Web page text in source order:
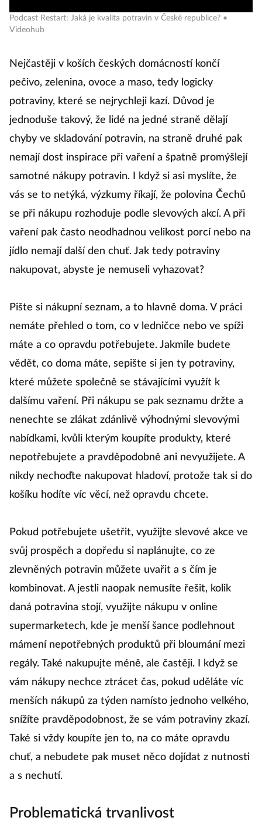
Podcast Restart: Jaká je kvalita potravin v České republice? •
Videohub
Nejčastěji v koších českých domácností končí
pečivo, zelenina, ovoce a maso, tedy logicky
potraviny, které se nejrychleji kazí. Důvod je
jednoduše takový, že lidé na jedné straně dělají
chyby ve skladování potravin, na straně druhé pak
nemají dost inspirace při vaření a špatně promýšlejí
samotné nákupy potravin. I když si asi myslíte, že
vás se to netýká, výzkumy říkají, že polovina Čechů
se při nákupu rozhoduje podle slevových akcí. A při
vaření pak často neodhadnou velikost porcí nebo na
jídlo nemají další den chuť. Jak tedy potraviny
nakupovat, abyste je nemuseli vyhazovat?
Pište si nákupní seznam, a to hlavně doma. V práci
nemáte přehled o tom, co v ledničce nebo ve spíži
máte a co opravdu potřebujete. Jakmile budete
vědět, co doma máte, sepište si jen ty potraviny,
které můžete společně se stávajícími využít k
dalšímu vaření. Při nákupu se pak seznamu držte a
nenechte se zlákat zdánlivě výhodnými slevovými
nabídkami, kvůli kterým koupíte produkty, které
nepotřebujete a pravděpodobně ani nevyužijete. A
nikdy nechoďte nakupovat hladoví, protože tak si do
košíku hodíte víc věcí, než opravdu chcete.
Pokud potřebujete ušetřit, využijte slevové akce ve
svůj prospěch a dopředu si naplánujte, co ze
zlevněných potravin můžete uvařit a s čím je
kombinovat. A jestli naopak nemusíte řešit, kolik
daná potravina stojí, využijte nákupu v online
supermarketech, kde je menší šance podlehnout
mámení nepotřebných produktů při bloumání mezi
regály. Také nakupujte méně, ale častěji. I když se
vám nákupy nechce ztrácet čas, pokud uděláte víc
menších nákupů za týden namísto jednoho velkého,
snížíte pravděpodobnost, že se vám potraviny zkazí.
Také si vždy koupíte jen to, na co máte opravdu
chuť, a nebudete pak muset něco dojídat z nutnosti
a s nechutí.
Problematická trvanlivost